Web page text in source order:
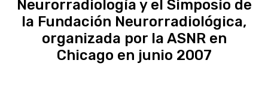
Neurorradiología y el Simposio de
la Fundación Neurorradiológica,
organizada por la ASNR en
Chicago en junio 2007